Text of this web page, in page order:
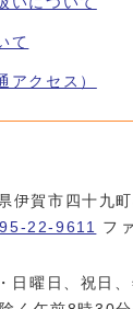
て
アクセス）
伊賀市四十九
22-9611
フ
日曜日、祝日